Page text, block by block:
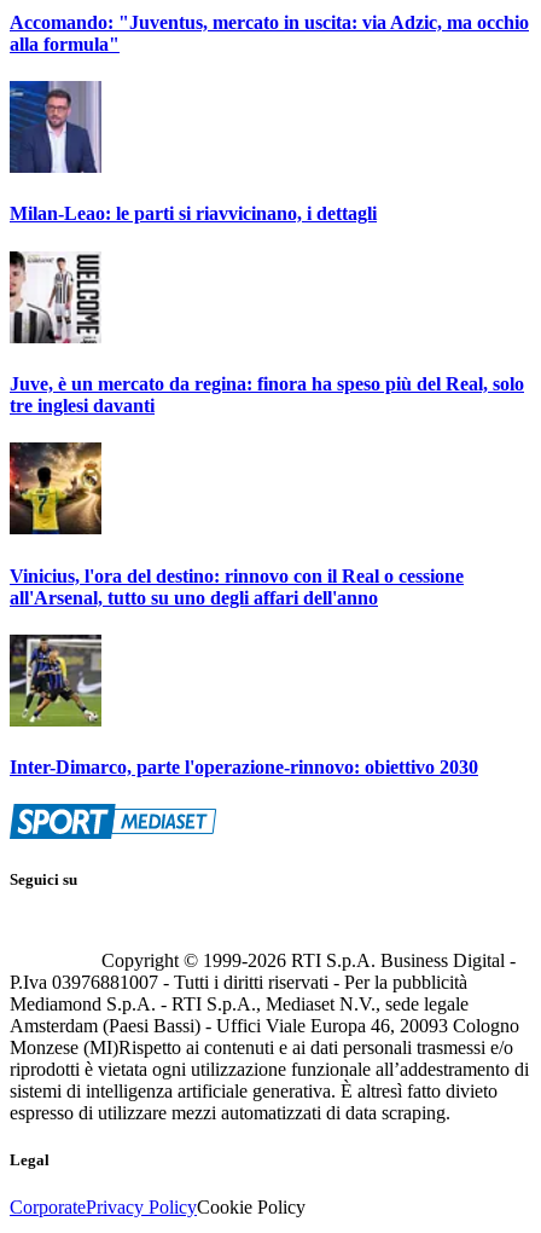
Accomando: "Juventus, mercato in uscita: via Adzic, ma occhio
alla formula"
Milan-Leao: le parti si riavvicinano, i dettagli
Juve, è un mercato da regina: finora ha speso più del Real, solo
tre inglesi davanti
Vinicius, l'ora del destino: rinnovo con il Real o cessione
all'Arsenal, tutto su uno degli affari dell'anno
Inter-Dimarco, parte l'operazione-rinnovo: obiettivo 2030
Seguici su
Copyright © 1999-2026 RTI S.p.A. Business Digital -
P.Iva 03976881007 - Tutti i diritti riservati - Per la pubblicità
Mediamond S.p.A. - RTI S.p.A., Mediaset N.V., sede legale
Amsterdam (Paesi Bassi) - Uffici Viale Europa 46, 20093 Cologno
Monzese (MI)Rispetto ai contenuti e ai dati personali trasmessi e/o
riprodotti è vietata ogni utilizzazione funzionale all’addestramento di
sistemi di intelligenza artificiale generativa. È altresì fatto divieto
espresso di utilizzare mezzi automatizzati di data scraping.
Legal
CorporatePrivacy PolicyCookie Policy